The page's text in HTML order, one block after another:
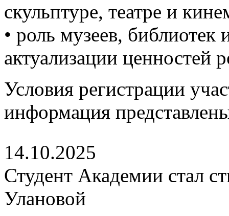
скульптуре, театре и
• роль музеев,
актуализации ценностей
Условия регистрации
информация
14.10.2025
Студент Академии стал
Улановой